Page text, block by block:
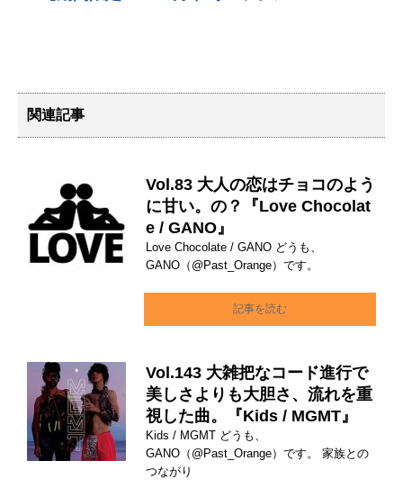
関連記事
Vol.83 大人の恋はチョコのよう
に甘い。の？『Love Chocolat
e / GANO』
Love Chocolate / GANO どうも、
GANO（@Past_Orange）です。
記事を読む
Vol.143 大雑把なコード進行で
美しさよりも大胆さ、流れを重
視した曲。『Kids / MGMT』
Kids / MGMT どうも、
GANO（@Past_Orange）です。 家族との
つながり